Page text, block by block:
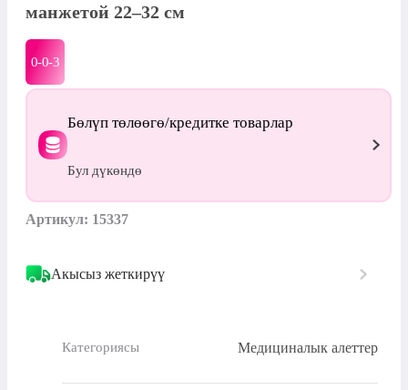
манжетой 22–32 см
0-0-3
Бөлүп төлөөгө/кредитке товарлар
Бул дүкөндө
Артикул: 15337
Акысыз жеткирүү
Категориясы Медициналык алеттер